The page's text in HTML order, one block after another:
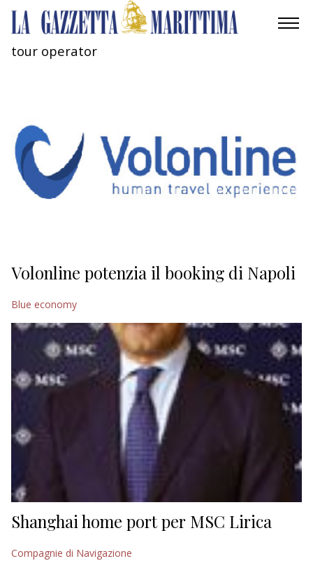
AMBIENTE
INDUSTRIA
RICERCA
ECONOMIA
CULTURA
NAUTICA
EDITORIALI
tour operator
Volonline potenzia il booking di Napoli
Blue economy
Shanghai home port per MSC Lirica
Compagnie di Navigazione